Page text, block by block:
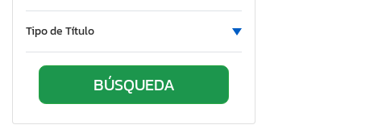
Tipo de Título